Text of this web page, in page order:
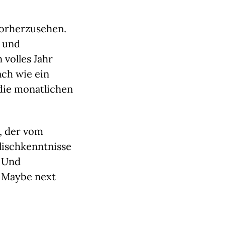
Jahr
wie ein
monatlichen
der vom
next